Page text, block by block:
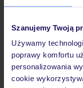
Szanujemy Twoją
Używamy
poprawy komfortu
personalizowania
cookie
Lider niskich cen
Hotel